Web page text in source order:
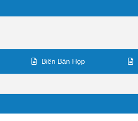
Biên Bản Họp